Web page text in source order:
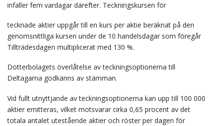
infaller fem vardagar därefter. Teckningskursen för
tecknade aktier uppgår till en kurs per aktie beräknat på den
genomsnittliga kursen under de 10 handelsdagar som föregår
Tillträdesdagen multiplicerat med 130 %.
Dotterbolagets överlåtelse av teckningsoptionerna till
Deltagarna godkänns av stämman.
Vid fullt utnyttjande av teckningsoptionerna kan upp till 100 000
aktier emitteras, vilket motsvarar cirka 0,65 procent av det
totala antalet utestående aktier och röster per dagen för